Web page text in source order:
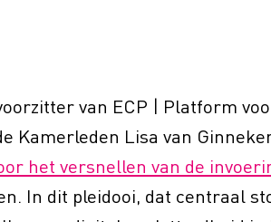
van ECP | Platform
Kamerleden Lisa van
het versnellen van de
In dit pleidooi, dat centraal